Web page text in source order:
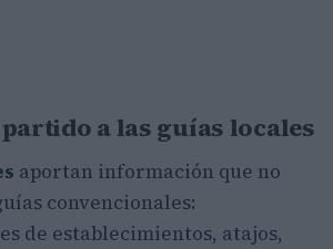
a las guías locales
aportan información que no
convencionales:
de establecimientos, atajos,